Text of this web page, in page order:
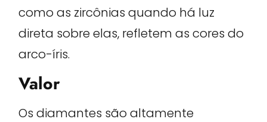
como as zircônias quando há luz
direta sobre elas, refletem as cores do
arco-íris.
Valor
Os diamantes são altamente